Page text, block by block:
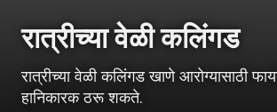
रात्रीच्या वेळी कलिंगड
रात्रीच्या वेळी कलिंगड खाणे आरोग्यासाठी
हानिकारक ठरू शकते.